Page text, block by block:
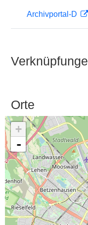
Archivportal-D
Orte
+
-